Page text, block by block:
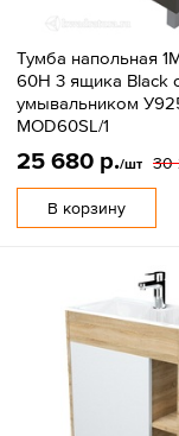
Тумба напольная
60Н 3 ящика Black
умывальником
MOD60SL/1
25 680 р./шт 30
В корзину